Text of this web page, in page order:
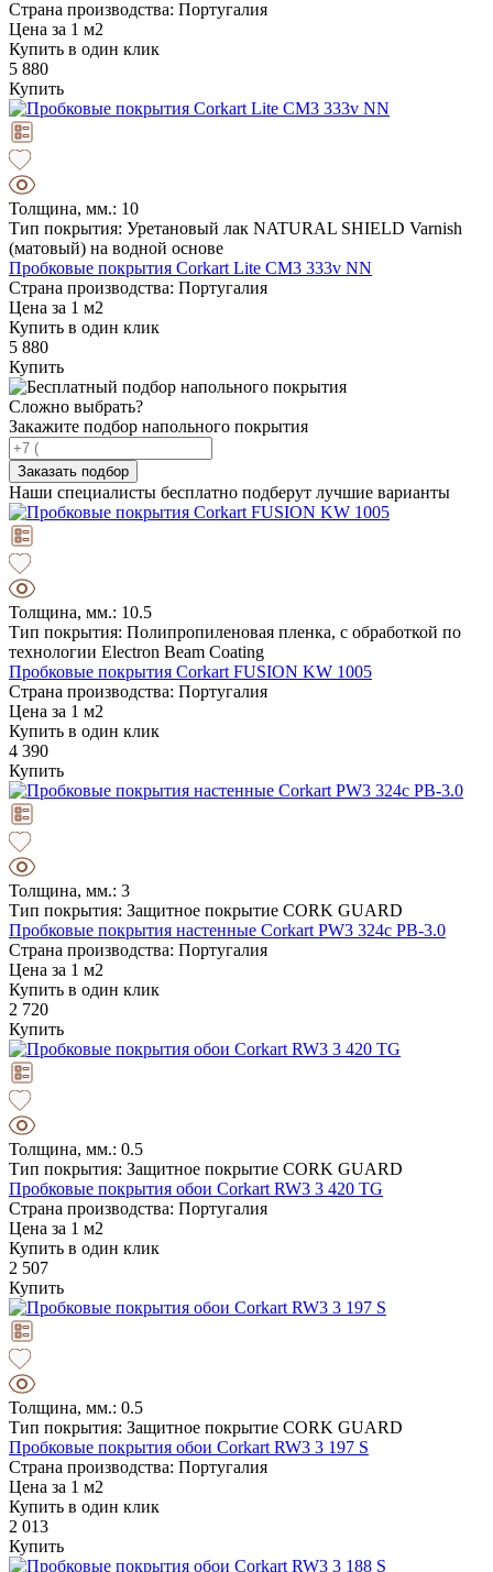
Страна производства: Португалия
Цена за 1 м2
Купить в один клик
5 880
Купить
Толщина, мм.: 10
Тип покрытия: Уретановый лак NATURAL SHIELD Varnish
(матовый) на водной основе
Пробковые покрытия Corkart Lite CM3 333v NN
Страна производства: Португалия
Цена за 1 м2
Купить в один клик
5 880
Купить
Сложно выбрать?
Закажите подбор напольного покрытия
Заказать подбор
Наши специалисты бесплатно подберут лучшие варианты
Толщина, мм.: 10.5
Тип покрытия: Полипропиленовая пленка, с обработкой по
технологии Electron Beam Coating
Пробковые покрытия Corkart FUSION KW 1005
Страна производства: Португалия
Цена за 1 м2
Купить в один клик
4 390
Купить
Толщина, мм.: 3
Тип покрытия: Защитное покрытие CORK GUARD
Пробковые покрытия настенные Corkart PW3 324c PB-3.0
Страна производства: Португалия
Цена за 1 м2
Купить в один клик
2 720
Купить
Толщина, мм.: 0.5
Тип покрытия: Защитное покрытие CORK GUARD
Пробковые покрытия обои Corkart RW3 3 420 TG
Страна производства: Португалия
Цена за 1 м2
Купить в один клик
2 507
Купить
Толщина, мм.: 0.5
Тип покрытия: Защитное покрытие CORK GUARD
Пробковые покрытия обои Corkart RW3 3 197 S
Страна производства: Португалия
Цена за 1 м2
Купить в один клик
2 013
Купить